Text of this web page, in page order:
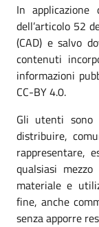
In
dell’articolo 52
(CAD) e salvo
contenuti
informazioni
CC-BY 4.0.
Gli utenti sono
distribuire,
rappresentare,
qualsiasi
materiale e
fine, anche
senza apporre